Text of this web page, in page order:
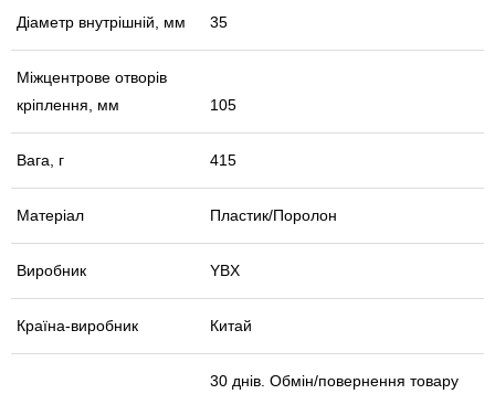
Діаметр внутрішній, мм 35
Міжцентрове отворів
кріплення, мм
105
Вага, г 415
Матеріал Пластик/Поролон
Виробник YBX
Країна-виробник Китай
30 днів. Обмін/повернення товару